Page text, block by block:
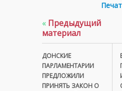
« Предыдущий
материал
ДОНСКИЕ
ПАРЛАМЕНТАРИИ
ПРЕДЛОЖИЛИ
ПРИНЯТЬ ЗАКОН О